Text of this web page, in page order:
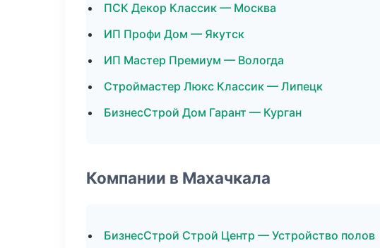
ПСК Декор Классик — Москва
ИП Профи Дом — Якутск
ИП Мастер Премиум — Вологда
Строймастер Люкс Классик — Липецк
БизнесСтрой Дом Гарант — Курган
Компании в Махачкала
БизнесСтрой Строй Центр — Устройство полов